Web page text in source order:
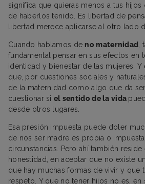
significa que quieras menos a tus hijos
de haberlos tenido. Es libertad de
libertad merece aplicarse al otro lado
Cuando hablamos deno maternidad
fundamental pensar en sus efectos en
identidad y bienestar de las mujeres. Y
que, por cuestiones sociales y
de la maternidad como algo que da
cuestionar siel sentido de la vida
desde otros lugares.
Esa presión impuesta puede doler
de nos ser madre es propia o
circunstancias. Pero ahí también
honestidad, en aceptar que no existe
que hay muchas formas de vivir y que
respeto. Y que no tener hijos no es, en